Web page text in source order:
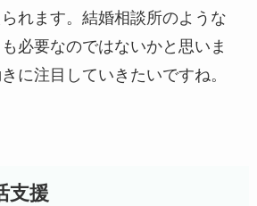
れます。結婚相談所のような
必要なのではないかと思いま
に注目していきたいですね。
支援